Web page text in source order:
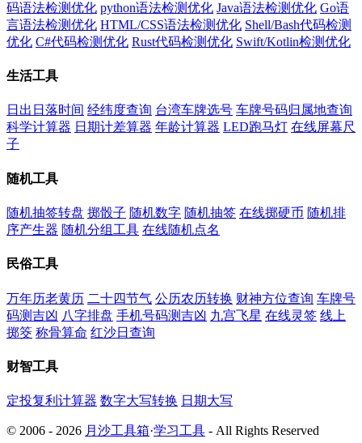
码语法检测优化 python语法检测优化 Java语法检测优化 Go语
言语法检测优化 HTML/CSS语法检测优化 Shell/Bash代码检测
优化 C#代码检测优化 Rust代码检测优化 Swift/Kotlin检测优化
生活工具
日出日落时间 经纬度查询 台湾车牌选号 车牌号码归属地查询
科学计算器 日期计差算器 年龄计算器 LED跑马灯 在线屏幕尺
子
随机工具
随机抽签转盘 掷骰子 随机数字 随机抽签 在线掷硬币 随机排
序产生器 随机分组工具 在线随机点名
民俗工具
万年历老黄历 二十四节气 公历农历转换 财神方位查询 车牌号
码测吉凶 八字排盘 手机号码测吉凶 九宫飞星 在线灵签 线上
掷筊 称骨算命 红沙日查询
财智工具
定投复利计算器 数字大写转换 日期大写
© 2006 - 2026 月沙工具箱·学习工具 - All Rights Reserved